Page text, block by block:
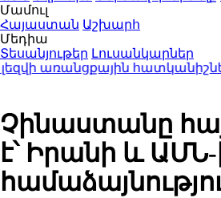
Մամուլ
Հայաստան Աշխարհ
Մեդիա
Տեսանյութեր Լուսանկարներ
առանցքային
Չինաստանը
է՝ Իրանի և